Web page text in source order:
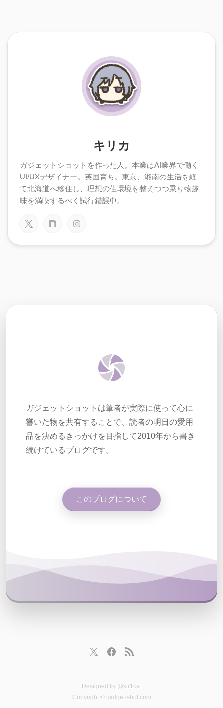
キリカ
ガジェットショットを作った人。本業はAI業界で働く
UI/UXデザイナー。英国育ち。東京、湘南の生活を経
て北海道へ移住し、理想の住環境を整えつつ乗り物趣
味を満喫するべく試行錯誤中。
ガジェットショットは筆者が実際に使って心に
響いた物を共有することで、読者の明日の愛用
品を決めるきっかけを目指して2010年から書き
続けているブログです。
このブログについて
Designed by @kir1ca.
Copyright © gadget-shot.com